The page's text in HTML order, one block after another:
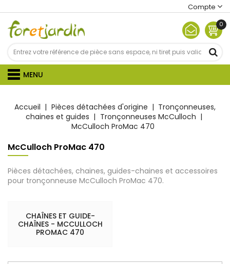
Compte
0
MENU
Accueil Pièces détachées d'origine
Tronçonneuses,
chaines et guides
Tronçonneuses McCulloch
McCulloch ProMac 470
McCulloch ProMac 470
Pièces détachées, chaines, guides-chaines et accessoires
pour tronçonneuse McCulloch ProMac 470.
CHAÎNES ET GUIDE-
CHAÎNES - MCCULLOCH
PROMAC 470